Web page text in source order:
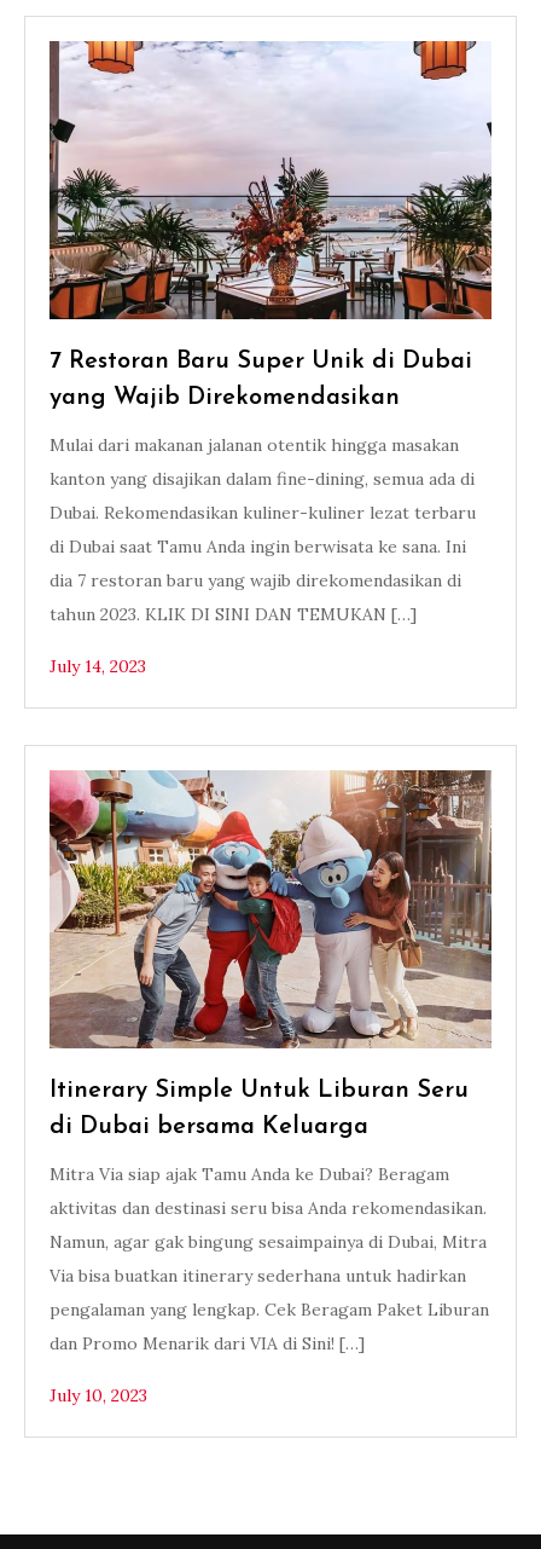
7 Restoran Baru Super Unik di Dubai
yang Wajib Direkomendasikan
Mulai dari makanan jalanan otentik hingga masakan
kanton yang disajikan dalam fine-dining, semua ada di
Dubai. Rekomendasikan kuliner-kuliner lezat terbaru
di Dubai saat Tamu Anda ingin berwisata ke sana. Ini
dia 7 restoran baru yang wajib direkomendasikan di
tahun 2023. KLIK DI SINI DAN TEMUKAN […]
July 14, 2023
Itinerary Simple Untuk Liburan Seru
di Dubai bersama Keluarga
Mitra Via siap ajak Tamu Anda ke Dubai? Beragam
aktivitas dan destinasi seru bisa Anda rekomendasikan.
Namun, agar gak bingung sesaimpainya di Dubai, Mitra
Via bisa buatkan itinerary sederhana untuk hadirkan
pengalaman yang lengkap. Cek Beragam Paket Liburan
dan Promo Menarik dari VIA di Sini! […]
July 10, 2023